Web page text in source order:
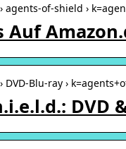
agents-of-shield ›
Auf
Blu-ray ›
DVD